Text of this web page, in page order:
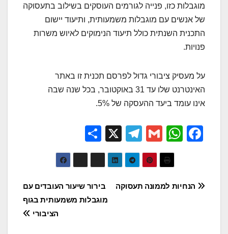
מוגבלות כזו, פנייה לגורמים העוסקים בשילוב בתעסוקה
של אנשים עם מוגבלות משמעותית, ותיעוד יישום
התכנית השנתית כולל תיעוד הנימוקים לאיוש משרות
פנויות.
על מעסיק ציבורי גדול לפרסם תכנית זו באתר
האינטרנט שלו עד 31 באוקטובר, בכל שנה שבה
אינו עומד ביעד ההעסקה של 5%.
F
e
W
h
at
s
G
m
ail
T
el
e
gr
X
h
ar
e
ניווט
בירור שיעור העובדים עם
מוגבלות משמעותית בגוף
הציבורי
הנחיות לממונה תעסוקה